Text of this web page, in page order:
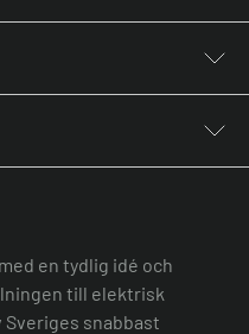
en tydlig idé och
till elektrisk
snabbast